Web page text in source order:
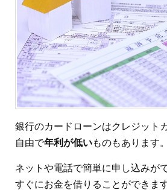
銀行のカードローンはクレジット
自由で年利が低いものもあります。
ネットや電話で簡単に申し込みが
すぐにお金を借りることができます